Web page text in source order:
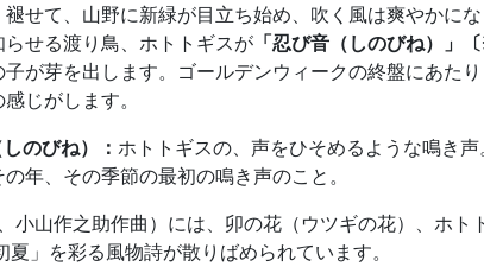
せて、山野に新緑が目立ち始め、吹く風は爽やかに
らせる渡り鳥、ホトトギスが 「忍び音（しのびね）」〔
子が芽を出します。ゴールデンウィークの終盤にあた
じがします。
のびね）： ホトトギスの、声をひそめるような鳴き
年、その季節の最初の鳴き声のこと。
小山作之助作曲）には、卯の花（ウツギの花）、ホ
」を彩る風物詩が散りばめられています。